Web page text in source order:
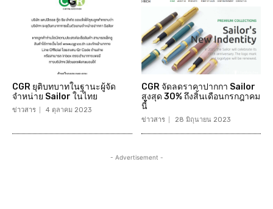
CGR ยุติบทบาทในฐานะผู้จัด
จำหน่าย Sailor ในไทย
ข่าวสาร 4 ตุลาคม 2023
CGR จัดลดราคาปากกา Sailor
สูงสุด 30% ถึงสิ้นเดือนกรกฎาคม
นี้
ข่าวสาร 28 มิถุนายน 2023
- Advertisement -